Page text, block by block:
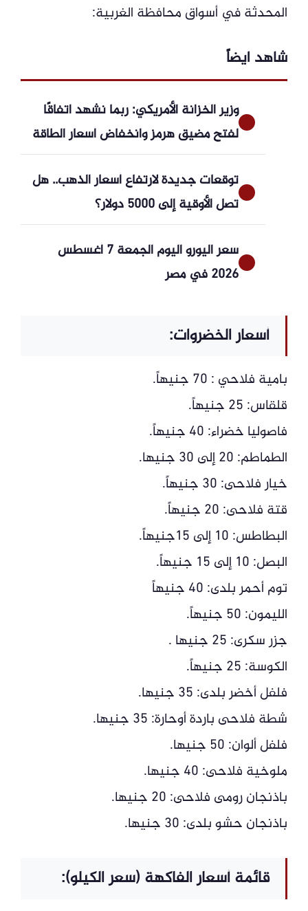
المحدثة في أسواق محافظة الغربية:
شاهد ايضاً
وزير الخزانة الأمريكي: ربما نشهد اتفاقًا
لفتح مضيق هرمز وانخفاض أسعار الطاقة
توقعات جديدة لارتفاع أسعار الذهب.. هل
تصل الأوقية إلى 5000 دولار؟
سعر اليورو اليوم الجمعة 7 أغسطس
2026 في مصر
أسعار الخضروات:
بامية فلاحي : 70 جنيهاً.
قلقاس: 25 جنيهاً.
فاصوليا خضراء: 40 جنيهاً.
الطماطم: 20 إلى 30 جنيها.
خيار فلاحى: 30 جنيهاً.
قتة فلاحى: 20 جنيهاً.
البطاطس: 10 إلى 15جنيهاً.
البصل: 10 إلى 15 جنيهاً.
توم أحمر بلدى: 40 جنيهاً
الليمون: 50 جنيهاً.
جزر سكرى: 25 جنيها .
الكوسة: 25 جنيهاً.
فلفل أخضر بلدى: 35 جنيها.
شطة فلاحى باردة أوحارة: 35 جنيها.
فلفل ألوان: 50 جنيها.
ملوخية فلاحى: 40 جنيها.
باذنجان رومى فلاحى: 20 جنيها.
باذنجان حشو بلدى: 30 جنيها.
قائمة أسعار الفاكهة (سعر الكيلو):